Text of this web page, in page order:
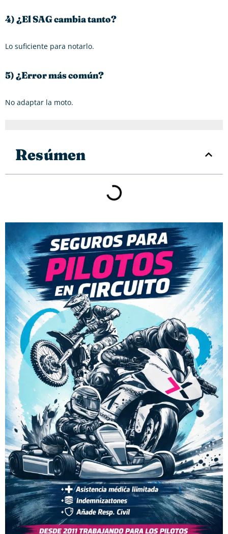
4) ¿El SAG cambia tanto?
Lo suficiente para notarlo.
5) ¿Error más común?
No adaptar la moto.
Resúmen